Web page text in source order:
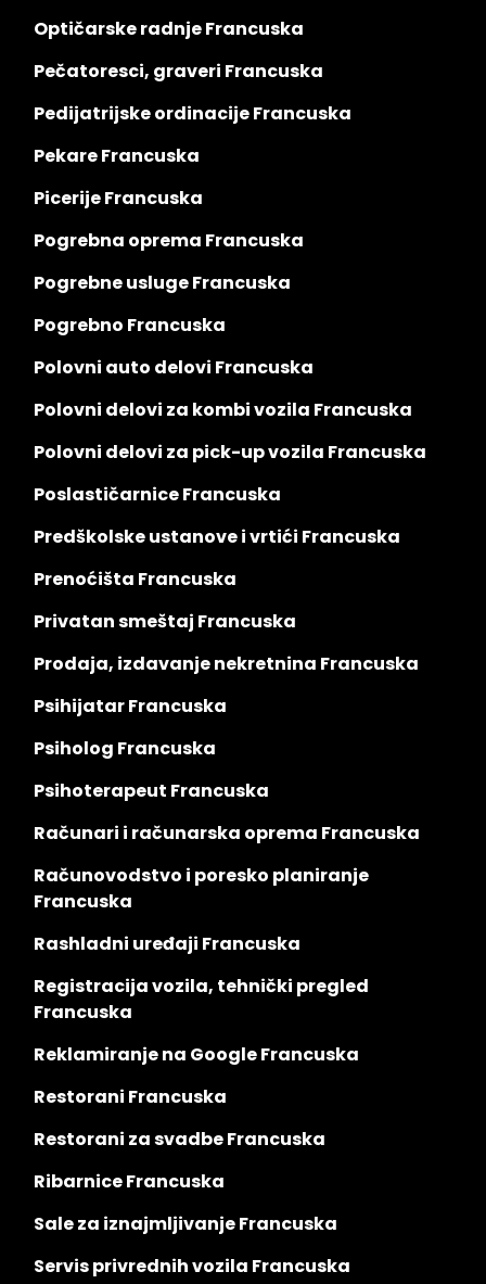
Optičarske radnje Francuska
Pečatoresci, graveri Francuska
Pedijatrijske ordinacije Francuska
Pekare Francuska
Picerije Francuska
Pogrebna oprema Francuska
Pogrebne usluge Francuska
Pogrebno Francuska
Polovni auto delovi Francuska
Polovni delovi za kombi vozila Francuska
Polovni delovi za pick-up vozila Francuska
Poslastičarnice Francuska
Predškolske ustanove i vrtići Francuska
Prenoćišta Francuska
Privatan smeštaj Francuska
Prodaja, izdavanje nekretnina Francuska
Psihijatar Francuska
Psiholog Francuska
Psihoterapeut Francuska
Računari i računarska oprema Francuska
Računovodstvo i poresko planiranje
Francuska
Rashladni uređaji Francuska
Registracija vozila, tehnički pregled
Francuska
Reklamiranje na Google Francuska
Restorani Francuska
Restorani za svadbe Francuska
Ribarnice Francuska
Sale za iznajmljivanje Francuska
Servis privrednih vozila Francuska